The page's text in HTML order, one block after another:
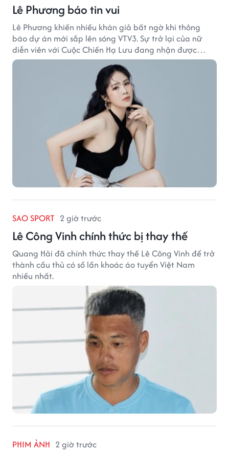
Lê Phương báo tin vui
Lê Phương khiến nhiều khán giả bất ngờ khi thông
báo dự án mới sắp lên sóng VTV3. Sự trở lại của nữ
diễn viên với Cuộc Chiến Hạ Lưu đang nhận được
nhiều sự quan tâm.
SAO SPORT 2 giờ trước
Lê Công Vinh chính thức bị thay thế
Quang Hải đã chính thức thay thế Lê Công Vinh để trở
thành cầu thủ có số lần khoác áo tuyển Việt Nam
nhiều nhất.
PHIM ẢNH 2 giờ trước